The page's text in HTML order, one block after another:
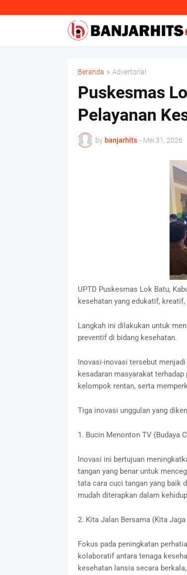
Beranda Advertorial
Puskesmas
Pelayanan
by banjarhits - Mei 31, 2026
UPTD Puskesmas Lok Batu,
kesehatan yang edukatif,
Langkah ini dilakukan untuk
preventif di bidang kesehatan.
Inovasi-inovasi tersebut
kesadaran masyarakat
kelompok rentan, serta
Tiga inovasi unggulan yang
1. Bucin Menonton TV (Budaya
Inovasi ini bertujuan
tangan yang benar untuk
tata cara cuci tangan yang baik
mudah diterapkan dalam
2. Kita Jalan Bersama (Kita
Fokus pada peningkatan
kolaboratif antara tenaga
kesehatan lansia secara